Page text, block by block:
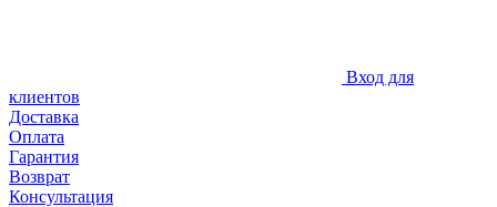
Вход для
клиентов
Доставка
Оплата
Гарантия
Возврат
Консультация